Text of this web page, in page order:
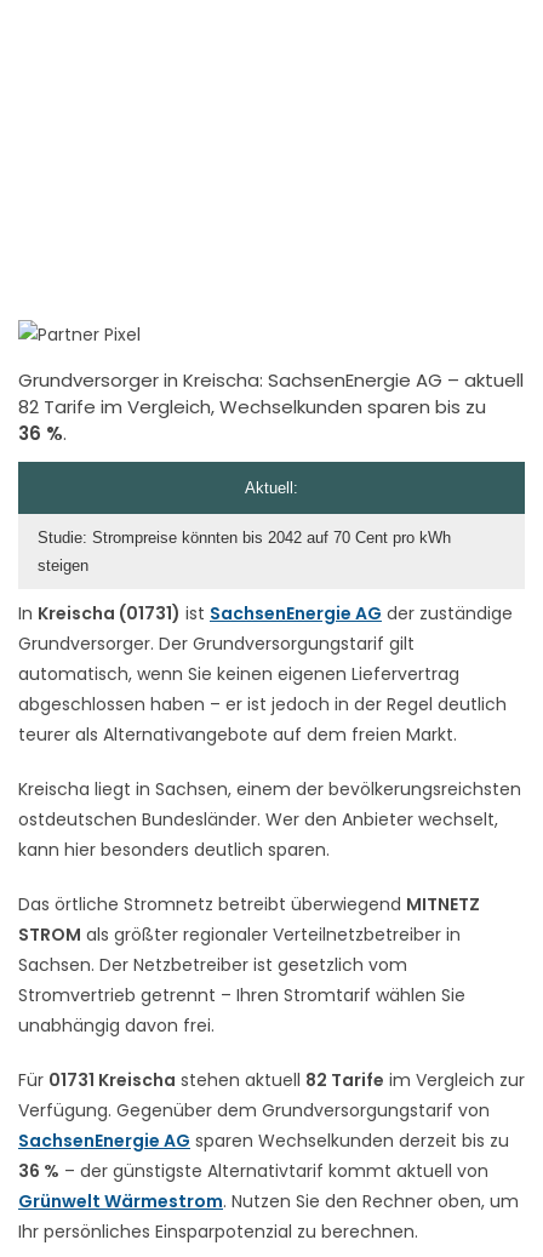
Grundversorger in Kreischa: SachsenEnergie AG – aktuell
82 Tarife im Vergleich, Wechselkunden sparen bis zu
36 %.
In Kreischa (01731) ist SachsenEnergie AG der zuständige
Grundversorger. Der Grundversorgungstarif gilt
automatisch, wenn Sie keinen eigenen Liefervertrag
abgeschlossen haben – er ist jedoch in der Regel deutlich
teurer als Alternativangebote auf dem freien Markt.
Kreischa liegt in Sachsen, einem der bevölkerungsreichsten
ostdeutschen Bundesländer. Wer den Anbieter wechselt,
kann hier besonders deutlich sparen.
Das örtliche Stromnetz betreibt überwiegend MITNETZ
STROM als größter regionaler Verteilnetzbetreiber in
Sachsen. Der Netzbetreiber ist gesetzlich vom
Stromvertrieb getrennt – Ihren Stromtarif wählen Sie
unabhängig davon frei.
Für 01731 Kreischa stehen aktuell 82 Tarife im Vergleich zur
Verfügung. Gegenüber dem Grundversorgungstarif von
SachsenEnergie AG sparen Wechselkunden derzeit bis zu
36 % – der günstigste Alternativtarif kommt aktuell von
Grünwelt Wärmestrom. Nutzen Sie den Rechner oben, um
Ihr persönliches Einsparpotenzial zu berechnen.
Aktuell:
Studie: Strompreise könnten bis 2042 auf 70 Cent pro kWh
steigen